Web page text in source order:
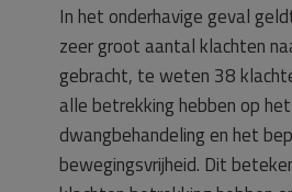
In het onderhavige geval
zeer groot aantal klachten
gebracht, te weten 38
alle betrekking hebben op
dwangbehandeling en het
bewegingsvrijheid. Dit